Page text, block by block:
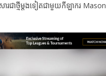
សារជាថ្មីម្តងទៀតជាមួយកីឡាករ Mason